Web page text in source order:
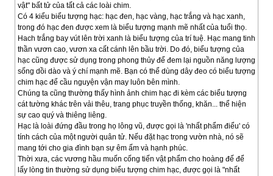
vật" bất tử của tất cả các loài chim.
Có 4 kiểu biểu tượng hạc: hạc đen, hạc vàng, hạc trắng và hạc xanh,
trong đó hạc đen được xem là biểu tượng mạnh mẽ nhất của tuổi thọ.
Hach trắng bay vút lên trời xanh là biểu tượng của trí tuệ. Hạc mang tinh
thần vươn cao, vươn xa cất cánh lên bầu trời. Do đó, biểu tượng của
hạc cũng được sử dụng trong phong thủy để đem lại nguồn năng lượng
sống dồi dào và ý chí mạnh mẽ. Bạn có thể dùng dây đeo có biểu tượng
chim hạc để cầu nguyện vận may luôn bên mình.
Chúng ta cũng thường thấy hình ảnh chim hạc đi kèm các biểu tượng
cát tường khác trên vải thêu, trang phục truyền thống, khăn... thể hiện
sự cao quý và thiêng liêng.
Hạc là loài đứng đầu trong họ lông vũ, được gọi là 'nhất phẩm điểu' có
tính cách của một người quân tử. Nếu đặt hạc trong vườn nhà, nó sẽ
mang tới cho gia đình bạn sự êm ấm và hạnh phúc.
Thời xưa, các vương hầu muốn cống tiến vật phẩm cho hoàng đế để
lấy lòng tin thường sử dụng biểu tượng chim hạc, được gọi là "nhất